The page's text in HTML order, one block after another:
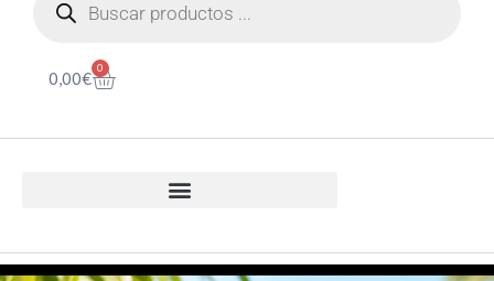
0,00€
0